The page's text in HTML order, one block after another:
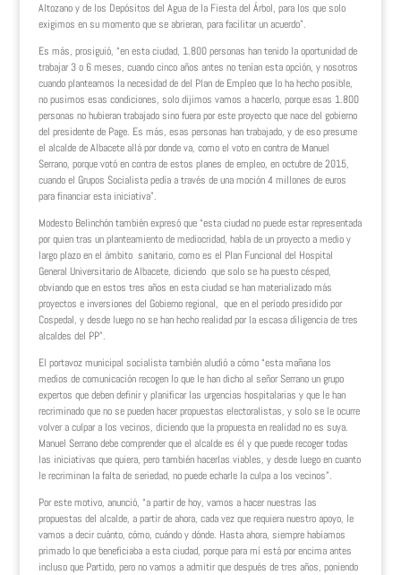
Altozano y de los Depósitos del Agua de la Fiesta del Árbol, para los que solo
exigimos en su momento que se abrieran, para facilitar un acuerdo”.
Es más, prosiguió, “en esta ciudad, 1.800 personas han tenido la oportunidad de
trabajar 3 o 6 meses, cuando cinco años antes no tenían esta opción, y nosotros
cuando planteamos la necesidad de del Plan de Empleo que lo ha hecho posible,
no pusimos esas condiciones, solo dijimos vamos a hacerlo, porque esas 1.800
personas no hubieran trabajado sino fuera por este proyecto que nace del gobierno
del presidente de Page. Es más, esas personas han trabajado, y de eso presume
el alcalde de Albacete allá por donde va, como el voto en contra de Manuel
Serrano, porque votó en contra de estos planes de empleo, en octubre de 2015,
cuando el Grupos Socialista pedía a través de una moción 4 millones de euros
para financiar esta iniciativa”.
Modesto Belinchón también expresó que “esta ciudad no puede estar representada
por quien tras un planteamiento de mediocridad, habla de un proyecto a medio y
largo plazo en el ámbito sanitario, como es el Plan Funcional del Hospital
General Universitario de Albacete, diciendo que solo se ha puesto césped,
obviando que en estos tres años en esta ciudad se han materializado más
proyectos e inversiones del Gobierno regional, que en el período presidido por
Cospedal, y desde luego no se han hecho realidad por la escasa diligencia de tres
alcaldes del PP”.
El portavoz municipal socialista también aludió a cómo “esta mañana los
medios de comunicación recogen lo que le han dicho al señor Serrano un grupo
expertos que deben definir y planificar las urgencias hospitalarias y que le han
recriminado que no se pueden hacer propuestas electoralistas, y solo se le ocurre
volver a culpar a los vecinos, diciendo que la propuesta en realidad no es suya.
Manuel Serrano debe comprender que el alcalde es él y que puede recoger todas
las iniciativas que quiera, pero también hacerlas viables, y desde luego en cuanto
le recriminan la falta de seriedad, no puede echarle la culpa a los vecinos”.
Por este motivo, anunció, “a partir de hoy, vamos a hacer nuestras las
propuestas del alcalde, a partir de ahora, cada vez que requiera nuestro apoyo, le
vamos a decir cuánto, cómo, cuándo y dónde. Hasta ahora, siempre habíamos
primado lo que beneficiaba a esta ciudad, porque para mí está por encima antes
incluso que Partido, pero no vamos a admitir que después de tres años, poniendo